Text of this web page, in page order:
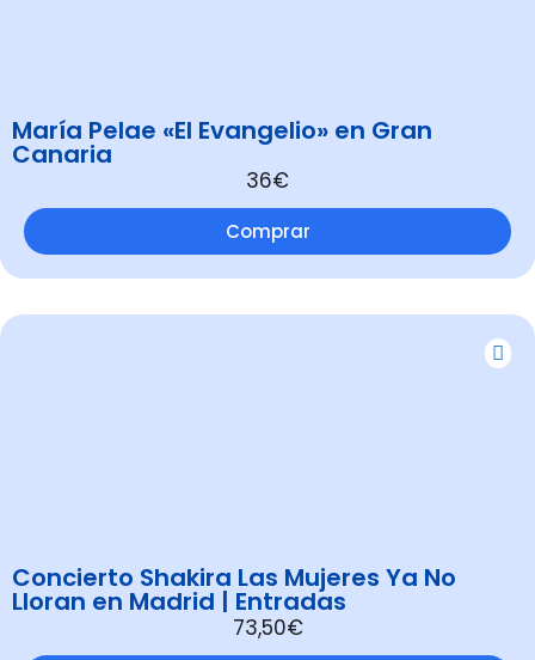
María Pelae «El Evangelio» en Gran
Canaria
36€
Comprar
Concierto Shakira Las Mujeres Ya No
Lloran en Madrid | Entradas
73,50€